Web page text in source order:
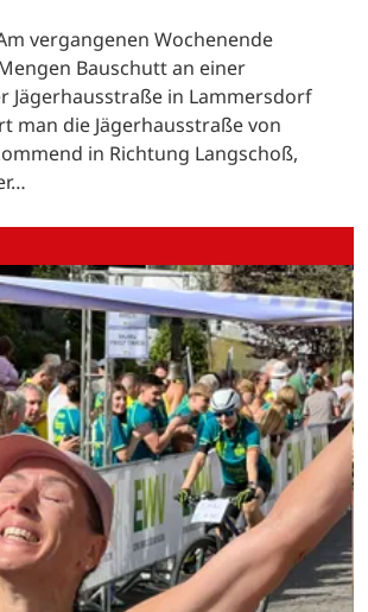
vergangenen Wochenende
Bauschutt an einer
Jägerhausstraße in Lammersdorf
man die Jägerhausstraße von
in Richtung Langschoß,